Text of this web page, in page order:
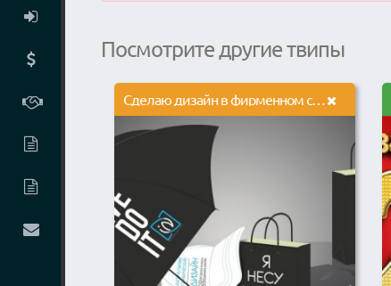
Посмотрите другие твипы
Сделаю дизайн в фирменном стиле